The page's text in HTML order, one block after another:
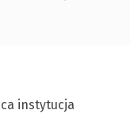
instytucja